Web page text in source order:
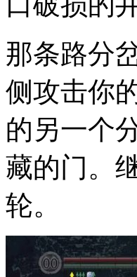
那条路分
侧攻击你
的另一个
藏的门。
轮。